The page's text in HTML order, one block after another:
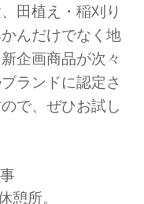
田植え・稲刈り
んだけでなく地
企画商品が次々
ランドに認定さ
で、ぜひお試し
憩所。